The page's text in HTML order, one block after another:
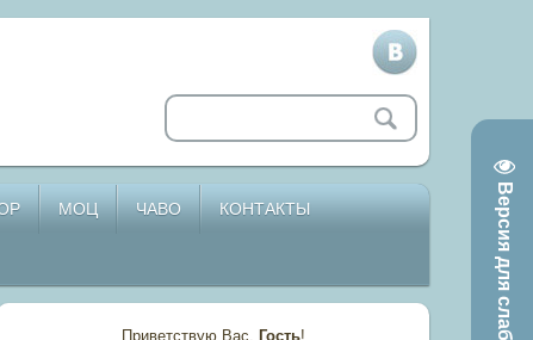
МОЦ ЧАВО КОНТАКТЫ
Приветствую Вас, Гость!